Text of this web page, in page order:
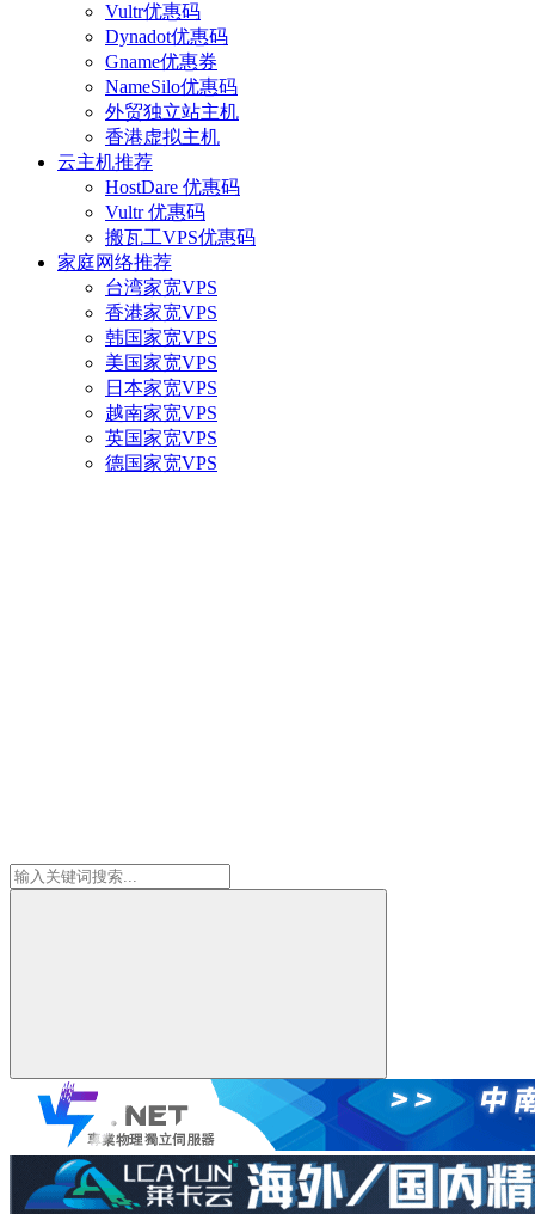
Vultr优惠码
Dynadot优惠码
Gname优惠券
NameSilo优惠码
外贸独立站主机
香港虚拟主机
云主机推荐
HostDare 优惠码
Vultr 优惠码
搬瓦工VPS优惠码
家庭网络推荐
台湾家宽VPS
香港家宽VPS
韩国家宽VPS
美国家宽VPS
日本家宽VPS
越南家宽VPS
英国家宽VPS
德国家宽VPS